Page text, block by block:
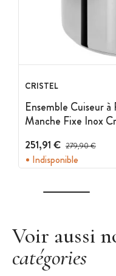
CRISTEL
Ensemble Cuiseur
Manche Fixe Inox
251,91 € Prix avant
279,90 €
Indisponible
Voir aussi
catégories